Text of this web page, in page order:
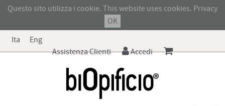
Questo sito utilizza i cookie. This website uses cookies. Privacy
OK
Ita
Eng
Assistenza Clienti
Accedi